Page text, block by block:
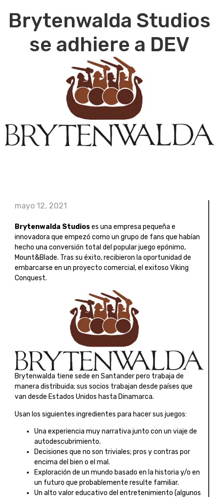
Brytenwalda Studios
se adhiere a DEV
mayo 12, 2021
Brytenwalda Studioses una empresa pequeña e
innovadora que empezó como un grupo de fans que habían
hecho una conversión total del popular juego epónimo,
Mount&Blade. Tras su éxito, recibieron la oportunidad de
embarcarse en un proyecto comercial, el exitoso Viking
Conquest.
Brytenwalda tiene sede en Santander pero trabaja de
manera distribuida; sus socios trabajan desde países que
van desde Estados Unidos hasta Dinamarca.
Usan los siguientes ingredientes para hacer sus juegos:
Una experiencia muy narrativa junto con un viaje de
autodescubrimiento.
Decisiones que no son triviales; pros y contras por
encima del bien o el mal.
Exploración de un mundo basado en la historia y/o en
un futuro que probablemente resulte familiar.
Un alto valor educativo del entretenimiento (algunos